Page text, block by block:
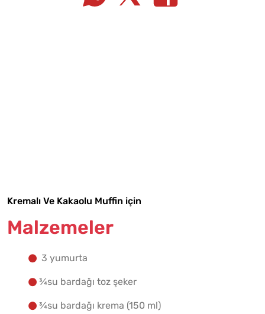
Kremalı Ve Kakaolu Muffin için
Malzemeler
3 yumurta
¾su bardağı toz şeker
¾su bardağı krema (150 ml)